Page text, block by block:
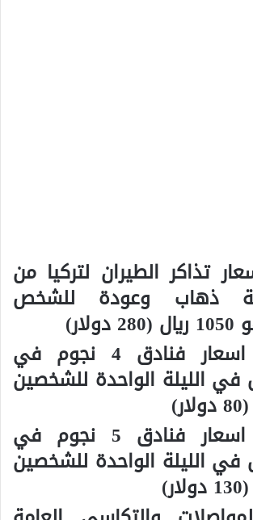
تذاكر الطيران لتركيا من
ذهاب وعودة للشخص
متوسط اسعار فنادق 4 نجوم في
الليلة الواحدة للشخصين
متوسط اسعار فنادق 5 نجوم في
الليلة الواحدة للشخصين